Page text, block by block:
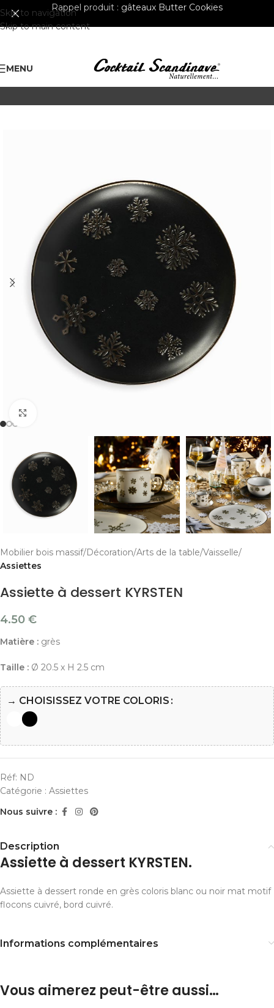
Skip to navigation
Skip to main content
Rappel produit : gâteaux Butter Cookies
MENU
Mobilier bois massif Décoration Arts de la table Vaisselle
Assiettes
Assiette à dessert KYRSTEN
4.50 €
Matière : grès
Taille : Ø 20.5 x H 2.5 cm
→ CHOISISSEZ VOTRE COLORIS
Réf: ND
Catégorie : Assiettes
Nous suivre :
Description
Assiette à dessert KYRSTEN.
Assiette à dessert ronde en grès coloris blanc ou noir mat motif
flocons cuivré, bord cuivré.
Informations complémentaires
Vous aimerez peut-être aussi…